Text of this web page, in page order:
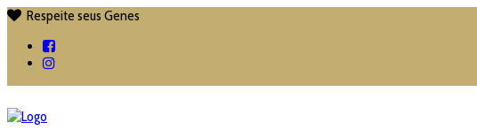
 Respeite seus Genes